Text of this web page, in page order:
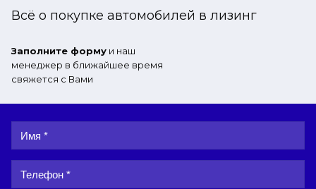
Всё о покупке автомобилей в лизинг
Заполните форму и наш
менеджер в ближайшее время
свяжется с Вами